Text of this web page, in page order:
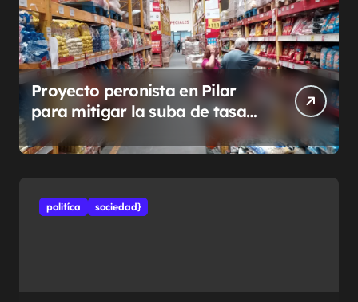
Proyecto peronista en Pilar
para mitigar la suba de tasas
municipales
politíca sociedad}